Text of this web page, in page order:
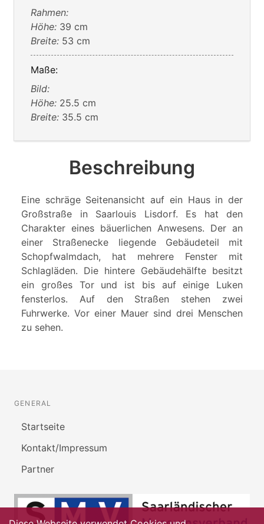
Rahmen:
Höhe: 39 cm
Breite: 53 cm
Maße:
Bild:
Höhe: 25.5 cm
Breite: 35.5 cm
Beschreibung
Eine schräge Seitenansicht auf ein Haus in der
Großstraße in Saarlouis Lisdorf. Es hat den
Charakter eines bäuerlichen Anwesens. Der an
einer Straßenecke liegende Gebäudeteil mit
Schopfwalmdach, hat mehrere Fenster mit
Schlagläden. Die hintere Gebäudehälfte besitzt
ein großes Tor und ist bis auf einige Luken
fensterlos. Auf den Straßen stehen zwei
Fuhrwerke. Vor einer Mauer sind drei Menschen
zu sehen.
GENERAL
Startseite
Kontakt/Impressum
Partner